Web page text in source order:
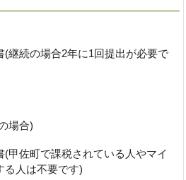
(継続の場合2年に1回提出が必要で
場合)
(甲佐町で課税されている人やマイ
る人は不要です)